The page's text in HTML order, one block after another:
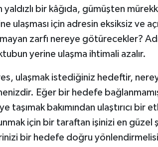
yaldızlı bir kâğıda, gümüşten
ulaşması için adresin eksiksiz ve
zarfı nereye götürecekler?
yerine ulaşma ihtimali azalır.
ulaşmak istediğiniz hedeftir,
Eğer bir hedefe
taşımak bakımından ulaştırıcı
için bir taraftan işinizi en
bir hedefe doğru